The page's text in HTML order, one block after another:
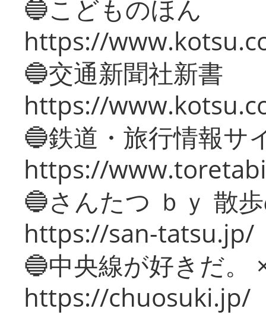
🔵こどものほん
https://
🔵交通新聞社新書
https://
🔵鉄道・旅行情報サ
https://
🔵さんたつ ｂｙ 散
https://san-tatsu.jp/
🔵中央線が好きだ。
https://chuosuki.jp/